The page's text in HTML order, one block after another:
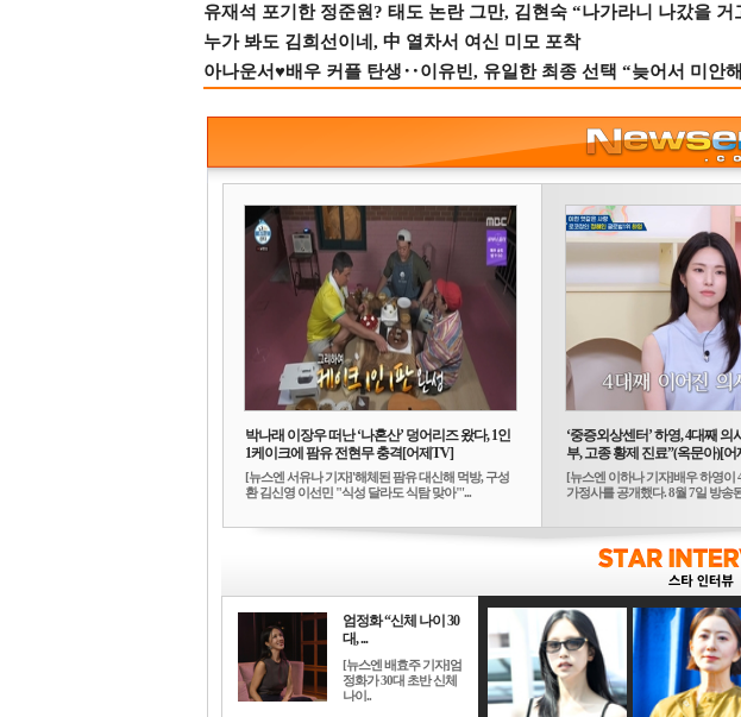
유재석 포기한 정준원? 태도 논란 그만, 김현숙 “나가라니 나갔을 거
누가 봐도 김희선이네, 中 열차서 여신 미모 포착
아나운서♥배우 커플 탄생‥이유빈, 유일한 최종 선택 “늦어서 미안
박나래 이장우 떠난 ‘나혼산’ 덩어리즈 왔다, 1인
1케이크에 팜유 전현무 충격[어제TV]
[뉴스엔 서유나 기자]'해체된 팜유 대신해 먹방, 구성
환 김신영 이선민 "식성 달라도 식탐 맞아"'...
‘중증외상센터’ 하영, 4대째 의
부, 고종 황제 진료”(옥문아)[어
[뉴스엔 이하나 기자]배우 하영이
가정사를 공개했다. 8월 7일 방송
엄정화 “신체 나이 30
대, ...
[뉴스엔 배효주 기자]엄
정화가 30대 초반 신체
나이..